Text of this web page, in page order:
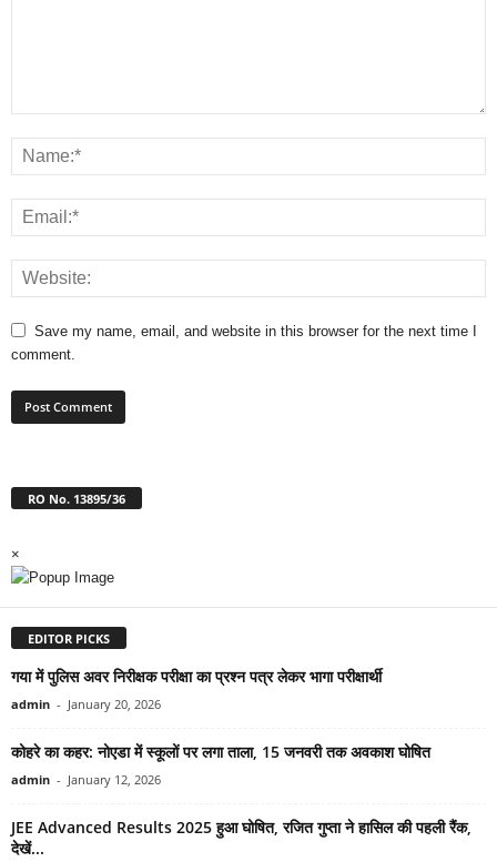
Save my name, email, and website in this browser for the next time I
comment.
RO No. 13895/36
×
EDITOR PICKS
गया में पुलिस अवर निरीक्षक परीक्षा का प्रश्न पत्र लेकर भागा परीक्षार्थी
admin - January 20, 2026
कोहरे का कहर: नोएडा में स्कूलों पर लगा ताला, 15 जनवरी तक अवकाश घोषित
admin - January 12, 2026
JEE Advanced Results 2025 हुआ घोषित, रजित गुप्ता ने हासिल की पहली रैंक,
देखें...